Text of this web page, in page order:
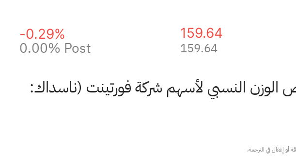
159.64
159.64
-0.29%
0.00% Post
الوزن النسبي لأسهم شركة فورتينت (ناسداك: